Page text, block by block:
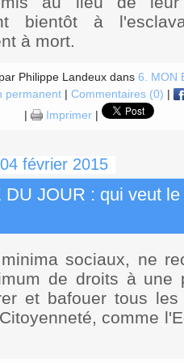
bientôt à
à mort.
Philippe Landeux dans 6. MON
permanent| Commentaires (0) |
|
Imprimer|
février 2015
DU JOUR : qui veut
sociaux, ne
de droits à une
et bafouer tous
comme